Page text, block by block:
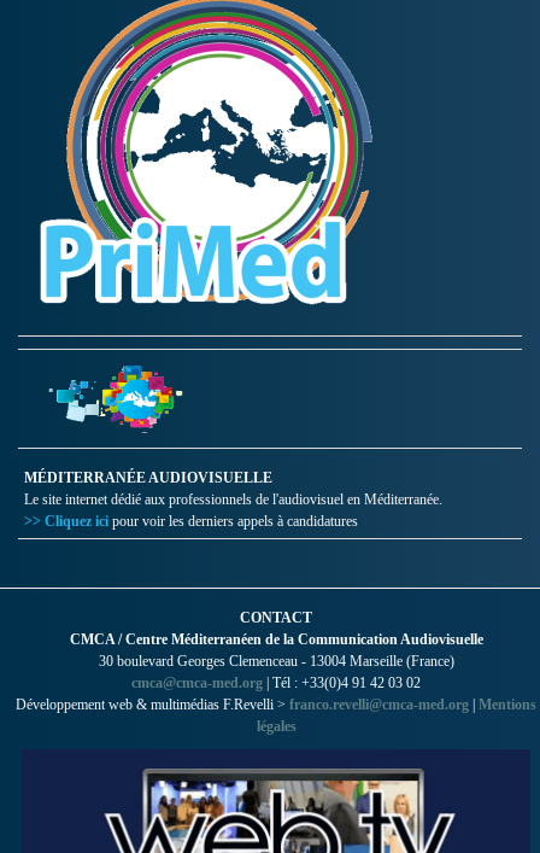
MÉDITERRANÉE AUDIOVISUELLE
Le site internet dédié aux professionnels de l'audiovisuel en Méditerranée.
>> Cliquez ici pour voir les derniers appels à candidatures
CONTACT
CMCA / Centre Méditerranéen de la Communication Audiovisuelle
30 boulevard Georges Clemenceau - 13004 Marseille (France)
cmca@cmca-med.org | Tél : +33(0)4 91 42 03 02
Développement web & multimédias F.Revelli > franco.revelli@cmca-med.org | Mentions
légales